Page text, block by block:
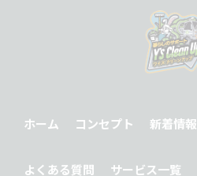
ホーム コンセプト 新着情報
よくある質問 サービス一覧